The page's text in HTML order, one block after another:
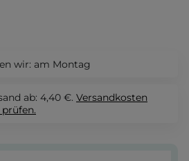
wir: am Montag
ab: 4,40 €. Versandkosten
prüfen.